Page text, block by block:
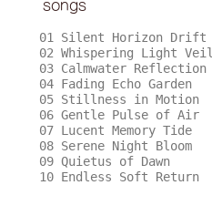
songs
01 Silent Horizon Drift
02 Whispering Light Veil
03 Calmwater Reflection
04 Fading Echo Garden
05 Stillness in Motion
06 Gentle Pulse of Air
07 Lucent Memory Tide
08 Serene Night Bloom
09 Quietus of Dawn
10 Endless Soft Return